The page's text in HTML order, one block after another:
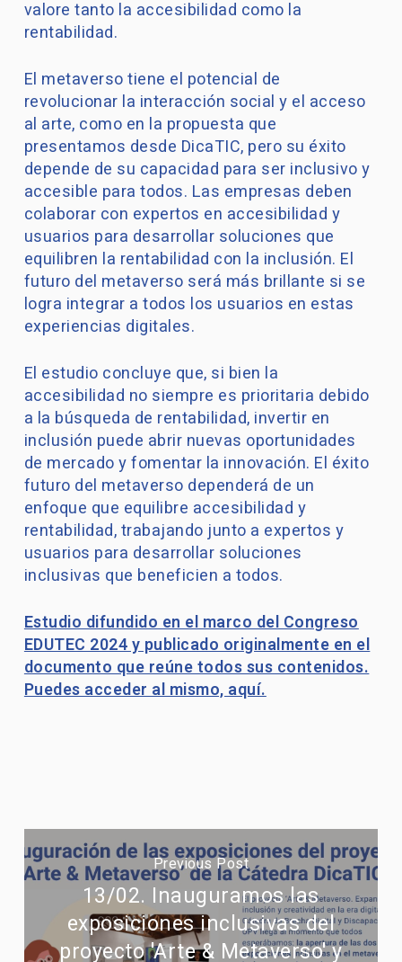
valore tanto la accesibilidad como la
rentabilidad.
El metaverso tiene el potencial de
revolucionar la interacción social y el acceso
al arte, como en la propuesta que
presentamos desde DicaTIC, pero su éxito
depende de su capacidad para ser inclusivo y
accesible para todos. Las empresas deben
colaborar con expertos en accesibilidad y
usuarios para desarrollar soluciones que
equilibren la rentabilidad con la inclusión. El
futuro del metaverso será más brillante si se
logra integrar a todos los usuarios en estas
experiencias digitales.
El estudio concluye que, si bien la
accesibilidad no siempre es prioritaria debido
a la búsqueda de rentabilidad, invertir en
inclusión puede abrir nuevas oportunidades
de mercado y fomentar la innovación. El éxito
futuro del metaverso dependerá de un
enfoque que equilibre accesibilidad y
rentabilidad, trabajando junto a expertos y
usuarios para desarrollar soluciones
inclusivas que beneficien a todos.
Estudio difundido en el marco del Congreso
EDUTEC 2024 y publicado originalmente en el
documento que reúne todos sus contenidos.
Puedes acceder al mismo, aquí.
Previous Post
13/02. Inauguramos las
exposiciones inclusivas del
proyecto 'Arte & Metaverso' y